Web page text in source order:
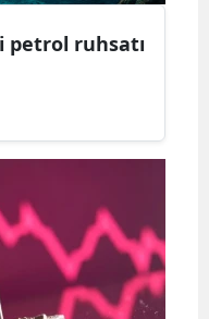
petrol ruhsatı